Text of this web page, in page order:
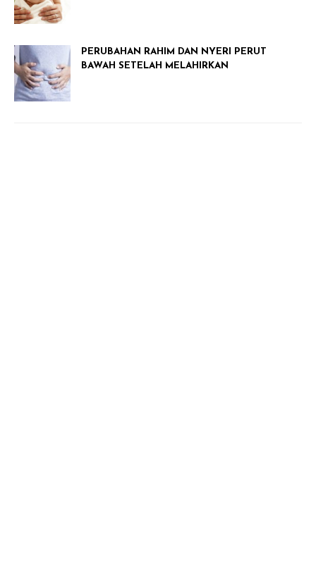
PERUBAHAN RAHIM DAN NYERI PERUT
BAWAH SETELAH MELAHIRKAN